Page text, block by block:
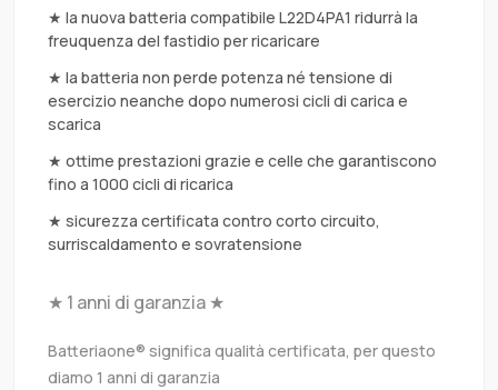
★ la nuova batteria compatibile L22D4PA1 ridurrà la
freuquenza del fastidio per ricaricare
★ la batteria non perde potenza né tensione di
esercizio neanche dopo numerosi cicli di carica e
scarica
★ ottime prestazioni grazie e celle che garantiscono
fino a 1000 cicli di ricarica
★ sicurezza certificata contro corto circuito,
surriscaldamento e sovratensione
★ 1 anni di garanzia ★
Batteriaone® significa qualità certificata, per questo
diamo 1 anni di garanzia